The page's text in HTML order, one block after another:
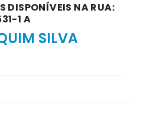
DISPONÍVEIS NA RUA:
1 A
SILVA